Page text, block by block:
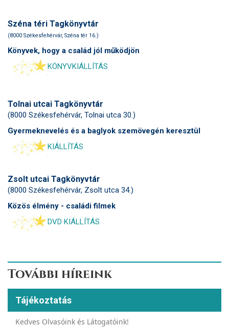
Széna téri Tagkönyvtár
(8000 Székesfehérvár, Széna tér 16.)
Könyvek, hogy a család jól működjön
KÖNYVKIÁLLÍTÁS
Tolnai utcai Tagkönyvtár
(8000 Székesfehérvár, Tolnai utca 30.)
Gyermeknevelés és a baglyok szemövegén keresztül
KIÁLLÍTÁS
Zsolt utcai Tagkönyvtár
(8000 Székesfehérvár, Zsolt utca 34.)
Közös élmény - családi filmek
DVD KIÁLLÍTÁS
További híreink
Tájékoztatás
Kedves Olvasóink és Látogatóink!